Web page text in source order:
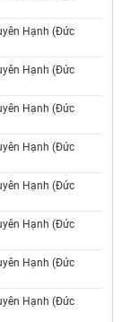
Hạnh (Đức
Hạnh (Đức
Hạnh (Đức
Hạnh (Đức
Hạnh (Đức
Hạnh (Đức
Hạnh (Đức
Hạnh (Đức